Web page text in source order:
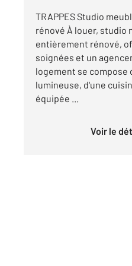
TRAPPES Studio
rénové À louer, studio
entièrement rénové,
soignées et un
logement se compose
lumineuse, d'une
équipée ...
Voir le